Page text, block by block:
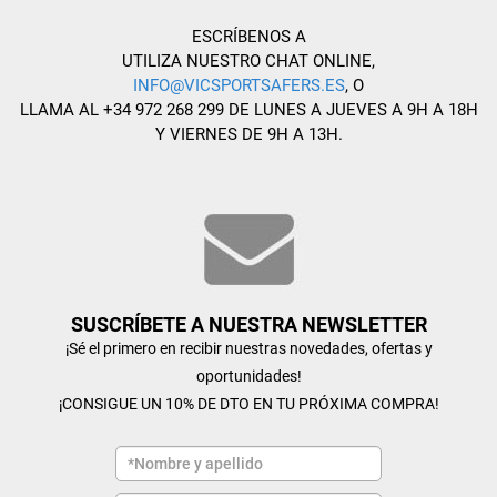
ESCRÍBENOS A
UTILIZA NUESTRO CHAT ONLINE,
INFO@VICSPORTSAFERS.ES, O
LLAMA AL +34 972 268 299 DE LUNES A JUEVES A 9H A 18H
Y VIERNES DE 9H A 13H.
SUSCRÍBETE A NUESTRA NEWSLETTER
¡Sé el primero en recibir nuestras novedades, ofertas y
oportunidades!
¡CONSIGUE UN 10% DE DTO EN TU PRÓXIMA COMPRA!